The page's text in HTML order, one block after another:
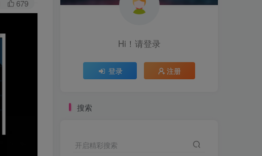
679
Hi！请登录
登录 注册
搜索
开启精彩搜索